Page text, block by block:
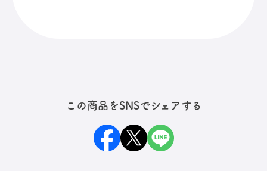
iPhoneSEや14/13/12/11シリー
ズなどは『Lightning（ライトニ
ング）』対応モデルになるた
この商品をSNSでシェアする